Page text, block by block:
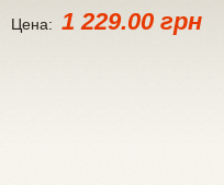
Цена: 1 229.00 грн